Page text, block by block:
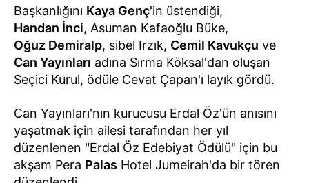
Başkanlığını Kaya Genç'in üstendiği,
Handan İnci, Asuman Kafaoğlu Büke,
Oğuz Demiralp, sibel Irzık, Cemil Kavukçu ve
Can Yayınları adına Sırma Köksal'dan oluşan
Seçici Kurul, ödüle Cevat Çapan'ı layık gördü.
Can Yayınları'nın kurucusu Erdal Öz'ün anısını
yaşatmak için ailesi tarafından her yıl
düzenlenen "Erdal Öz Edebiyat Ödülü" için bu
akşam Pera Palas Hotel Jumeirah'da bir tören